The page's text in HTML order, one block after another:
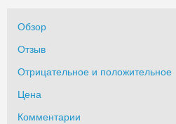
Обзор
Отзыв
Отрицательное и положительное
Цена
Комментарии